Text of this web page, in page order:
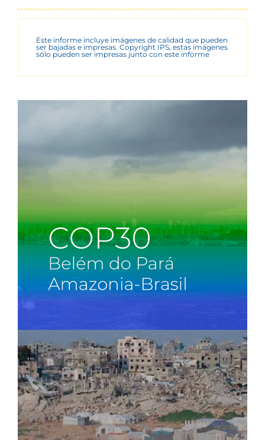
Este informe incluye imágenes de calidad que pueden
ser bajadas e impresas. Copyright IPS, estas imágenes
sólo pueden ser impresas junto con este informe